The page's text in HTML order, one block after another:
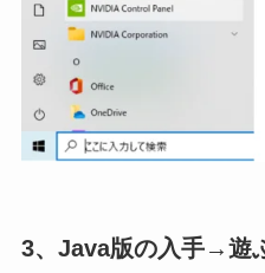
3、Java版の入手→遊